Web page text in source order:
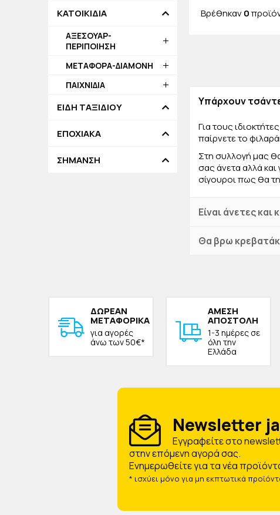
Βρέθηκαν0
Υπάρχουν
Για τους
παίρνετε το
Στη συλλογή μας
σας άνετα αλλά και
σίγουροι πως θα
Είναι άνετες
Θα βρω
ΚΑΤΟΙΚΙΔΙΑ
ΑΞΕΣΟΥΑΡ-
ΠΕΡΙΠΟΙΗΣΗ
ΜΕΤΑΦΟΡΑ-ΔΙΑΜΟΝΗ
ΠΑΙΧΝΙΔΙΑ
ΕΙΔΗ ΤΑΞΙΔΙΟΥ
ΕΠΟΧΙΑΚΑ
ΣΗΜΑΝΣΗ
ΔΩΡΕAΝ
ΜΕΤΑΦΟΡΙΚΑ
για αγορές
άνω των 50€*
ΑΜΕΣΗ
ΑΠΟΣΤΟΛΗ
1-3 ημέρες σε
όλη την
Ελλάδα
Newsletter
Eγγραφείτε στο
στην επόμενη αγορά σας.
Ενημερωθείτε για τα νέα
* ισχύει μόνο για μη εκπτωτικά